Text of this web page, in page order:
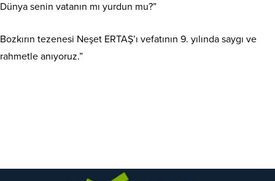
Dünya senin vatanın mı yurdun mu?”
Bozkırın tezenesi Neşet ERTAŞ’ı vefatının 9. yılında saygı ve
rahmetle anıyoruz.”